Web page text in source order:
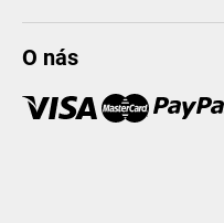
O nás